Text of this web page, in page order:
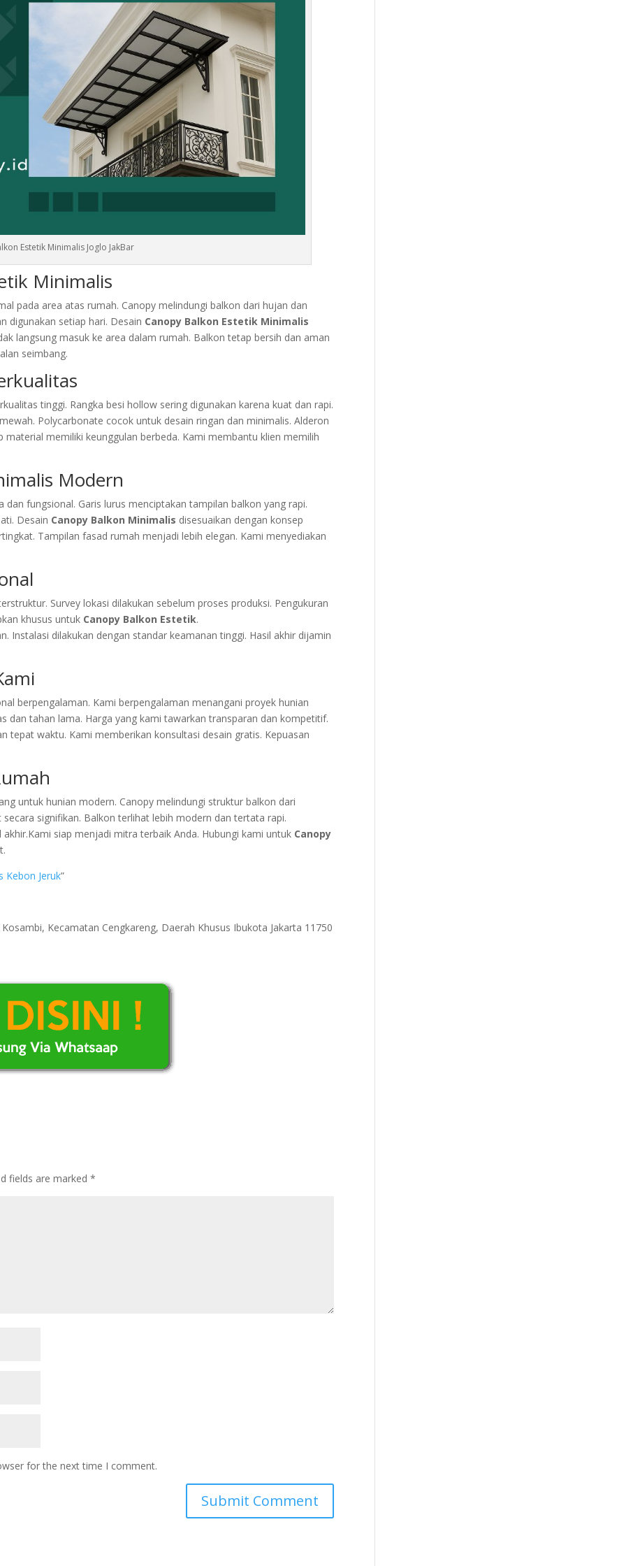
Estetik Minimalis Joglo JakBar
Minimalis
pada area atas rumah. Canopy melindungi balkon dari hujan dan
digunakan setiap hari. Desain Canopy Balkon Estetik Minimalis
langsung masuk ke area dalam rumah. Balkon tetap bersih dan aman
seimbang.
tinggi. Rangka besi hollow sering digunakan karena kuat dan rapi.
Polycarbonate cocok untuk desain ringan dan minimalis. Alderon
material memiliki keunggulan berbeda. Kami membantu klien memilih
Modern
fungsional. Garis lurus menciptakan tampilan balkon yang rapi.
Desain Canopy Balkon Minimalis disesuaikan dengan konsep
Tampilan fasad rumah menjadi lebih elegan. Kami menyediakan
Survey lokasi dilakukan sebelum proses produksi. Pengukuran
khusus untuk Canopy Balkon Estetik.
Instalasi dilakukan dengan standar keamanan tinggi. Hasil akhir dijamin
berpengalaman. Kami berpengalaman menangani proyek hunian
dan tahan lama. Harga yang kami tawarkan transparan dan kompetitif.
tepat waktu. Kami memberikan konsultasi desain gratis. Kepuasan
untuk hunian modern. Canopy melindungi struktur balkon dari
signifikan. Balkon terlihat lebih modern dan tertata rapi.
siap menjadi mitra terbaik Anda. Hubungi kami untuk Canopy
Kebon Jeruk”
Kecamatan Cengkareng, Daerah Khusus Ibukota Jakarta 11750
fields are marked*
for the next time I comment.